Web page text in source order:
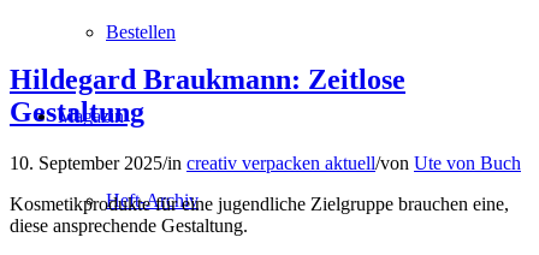
Bestellen
Magazin
Heft-Archiv
Hildegard Braukmann: Zeitlose
Gestaltung
10. September 2025/in creativ verpacken aktuell/von Ute von Buch
Kosmetikprodukte für eine jugendliche Zielgruppe brauchen eine,
diese ansprechende Gestaltung.